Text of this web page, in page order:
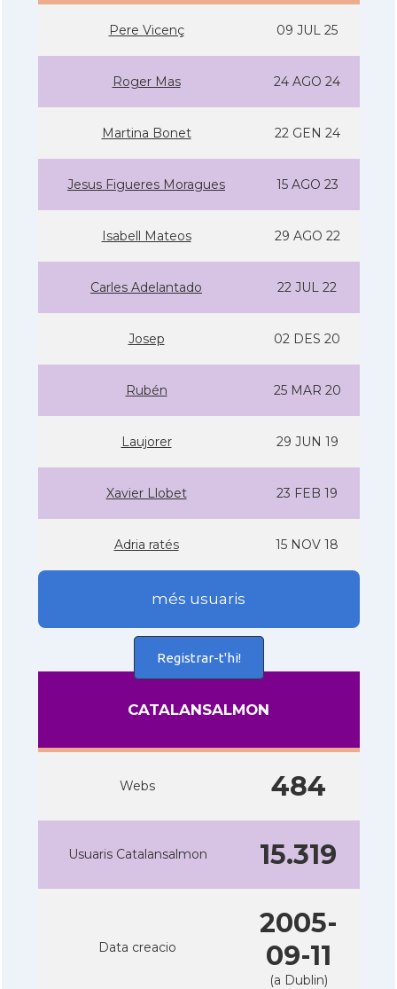
Pere Vicenç 09 JUL 25
Roger Mas 24 AGO 24
Martina Bonet 22 GEN 24
Jesus Figueres Moragues 15 AGO 23
Isabell Mateos 29 AGO 22
Carles Adelantado 22 JUL 22
Josep 02 DES 20
Rubén 25 MAR 20
Laujorer 29 JUN 19
Xavier Llobet 23 FEB 19
Adria ratés 15 NOV 18
més usuaris
Registrar-t'hi!
CATALANSALMON
Webs 484
Usuaris Catalansalmon 15.319
Data creacio
2005-
09-11
(a Dublin)